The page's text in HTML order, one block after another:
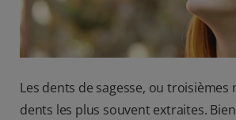
Les dents de sagesse, ou troisièmes
dents les plus souvent extraites.